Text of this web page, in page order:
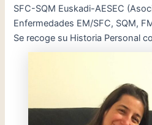
SFC-SQM Euskadi-AESEC
Enfermedades EM/SFC, SQM,
Se recoge su Historia Personal